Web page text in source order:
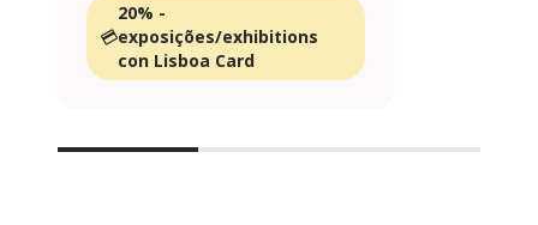
20% -
exposições/exhibitions
con Lisboa Card